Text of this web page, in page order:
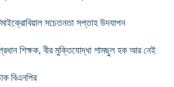
সচেতনতা সপ্তাহ উদযাপন
শিক্ষক, বীর মুক্তিযোদ্ধা শামছুল হক আর নেই
বিএনপির